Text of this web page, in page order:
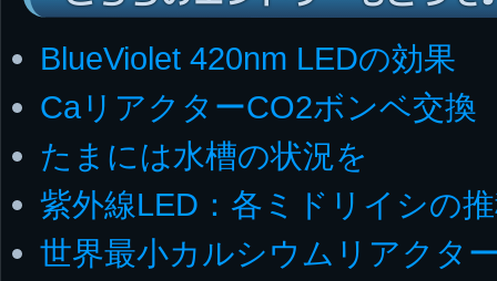
BlueViolet 420nm LEDの効果
CaリアクターCO2ボンベ交換
たまには水槽の状況を
紫外線LED：各ミドリイシの
世界最小カルシウムリアクタ